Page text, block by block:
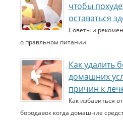
чтобы
оставаться
Советы и
о правльном питании
Как удалить
домашних
причин к
Как избавиться
бородавок когда домашние